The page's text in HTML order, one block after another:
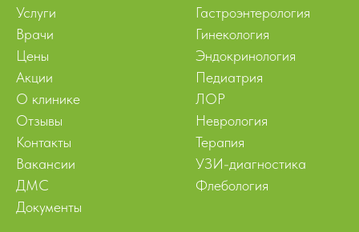
Услуги
Врачи
Цены
Акции
О клинике
Отзывы
Контакты
Вакансии
ДМС
Документы
Гастроэнтерология
Гинекология
Эндокринология
Педиатрия
ЛОР
Неврология
Терапия
УЗИ-диагностика
Флебология